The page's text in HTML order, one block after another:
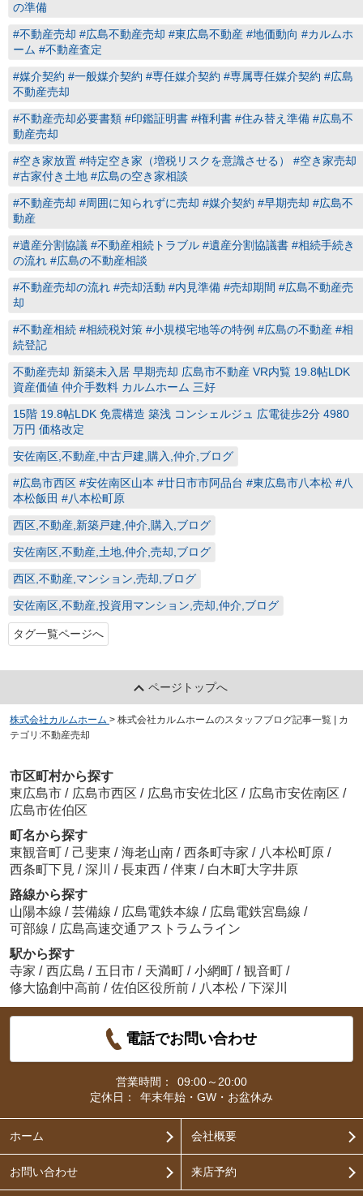
の準備
#不動産売却 #広島不動産売却 #東広島不動産 #地価動向 #カルムホ
ーム #不動産査定
#媒介契約 #一般媒介契約 #専任媒介契約 #専属専任媒介契約 #広島
不動産売却
#不動産売却必要書類 #印鑑証明書 #権利書 #住み替え準備 #広島不
動産売却
#空き家放置 #特定空き家（増税リスクを意識させる） #空き家売却
#古家付き土地 #広島の空き家相談
#不動産売却 #周囲に知られずに売却 #媒介契約 #早期売却 #広島不
動産
#遺産分割協議 #不動産相続トラブル #遺産分割協議書 #相続手続き
の流れ #広島の不動産相談
#不動産売却の流れ #売却活動 #内見準備 #売却期間 #広島不動産売
却
#不動産相続 #相続税対策 #小規模宅地等の特例 #広島の不動産 #相
続登記
不動産売却 新築未入居 早期売却 広島市不動産 VR内覧 19.8帖LDK
資産価値 仲介手数料 カルムホーム 三好
15階 19.8帖LDK 免震構造 築浅 コンシェルジュ 広電徒歩2分 4980
万円 価格改定
安佐南区,不動産,中古戸建,購入,仲介,ブログ
#広島市西区 #安佐南区山本 #廿日市市阿品台 #東広島市八本松 #八
本松飯田 #八本松町原
西区,不動産,新築戸建,仲介,購入,ブログ
安佐南区,不動産,土地,仲介,売却,ブログ
西区,不動産,マンション,売却,ブログ
安佐南区,不動産,投資用マンション,売却,仲介,ブログ
タグ一覧ページへ
ページトップへ
株式会社カルムホーム > 株式会社カルムホームのスタッフブログ記事一覧 | カ
テゴリ:不動産売却
市区町村から探す
東広島市 / 広島市西区 / 広島市安佐北区 / 広島市安佐南区 /
広島市佐伯区
町名から探す
東観音町 / 己斐東 / 海老山南 / 西条町寺家 / 八本松町原 /
西条町下見 / 深川 / 長束西 / 伴東 / 白木町大字井原
路線から探す
山陽本線 / 芸備線 / 広島電鉄本線 / 広島電鉄宮島線 /
可部線 / 広島高速交通アストラムライン
駅から探す
寺家 / 西広島 / 五日市 / 天満町 / 小網町 / 観音町 /
修大協創中高前 / 佐伯区役所前 / 八本松 / 下深川
電話でお問い合わせ
営業時間：
09:00～20:00
定休日：
年末年始・GW・お盆休み
ホーム 会社概要
お問い合わせ 来店予約